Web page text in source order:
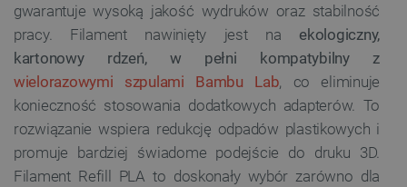
gwarantuje wysoką jakość wydruków oraz stabilność
pracy. Filament nawinięty jest na ekologiczny,
kartonowy rdzeń, w pełni kompatybilny z
wielorazowymi szpulami Bambu Lab, co eliminuje
konieczność stosowania dodatkowych adapterów. To
rozwiązanie wspiera redukcję odpadów plastikowych i
promuje bardziej świadome podejście do druku 3D.
Filament Refill PLA to doskonały wybór zarówno dla